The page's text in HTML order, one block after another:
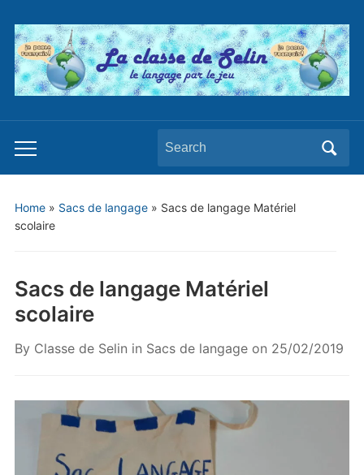
Toggle
mobile
Search
for:
Home» Sacs de langage» Sacs de langage Matériel
scolaire
Sacs de langage Matériel
scolaire
By Classe de Selin in Sacs de langageon 25/02/2019